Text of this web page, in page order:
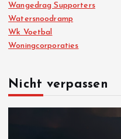
Wangedrag Supporters
Watersnoodramp
Wk Voetbal
Woningcorporaties
Nicht verpassen